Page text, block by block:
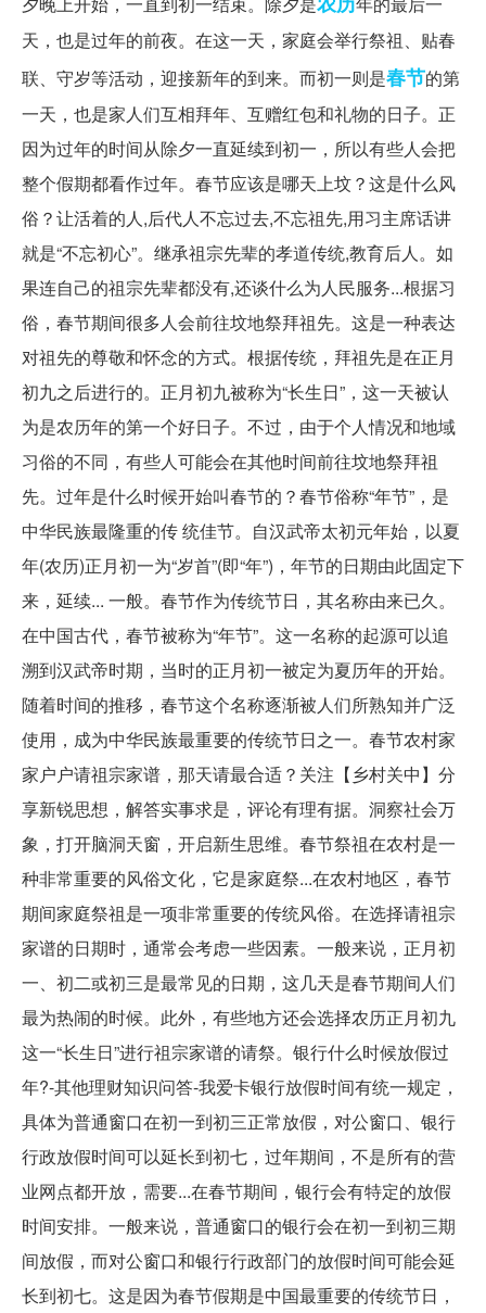
天，也是过年的前夜。在这一天，家庭会举行祭祖、贴春
联、守岁等活动，迎接新年的到来。而初一则是春节的第
一天，也是家人们互相拜年、互赠红包和礼物的日子。正
因为过年的时间从除夕一直延续到初一，所以有些人会把
整个假期都看作过年。春节应该是哪天上坟？这是什么风
俗？让活着的人,后代人不忘过去,不忘祖先,用习主席话讲
就是“不忘初心”。继承祖宗先辈的孝道传统,教育后人。如
果连自己的祖宗先辈都没有,还谈什么为人民服务...根据习
俗，春节期间很多人会前往坟地祭拜祖先。这是一种表达
对祖先的尊敬和怀念的方式。根据传统，拜祖先是在正月
初九之后进行的。正月初九被称为“长生日”，这一天被认
为是农历年的第一个好日子。不过，由于个人情况和地域
习俗的不同，有些人可能会在其他时间前往坟地祭拜祖
先。过年是什么时候开始叫春节的？春节俗称“年节”，是
中华民族最隆重的传 统佳节。自汉武帝太初元年始，以夏
年(农历)正月初一为“岁首”(即“年”)，年节的日期由此固定下
来，延续... 一般。春节作为传统节日，其名称由来已久。
在中国古代，春节被称为“年节”。这一名称的起源可以追
溯到汉武帝时期，当时的正月初一被定为夏历年的开始。
随着时间的推移，春节这个名称逐渐被人们所熟知并广泛
使用，成为中华民族最重要的传统节日之一。春节农村家
家户户请祖宗家谱，那天请最合适？关注【乡村关中】分
享新锐思想，解答实事求是，评论有理有据。洞察社会万
象，打开脑洞天窗，开启新生思维。春节祭祖在农村是一
种非常重要的风俗文化，它是家庭祭...在农村地区，春节
期间家庭祭祖是一项非常重要的传统风俗。在选择请祖宗
家谱的日期时，通常会考虑一些因素。一般来说，正月初
一、初二或初三是最常见的日期，这几天是春节期间人们
最为热闹的时候。此外，有些地方还会选择农历正月初九
这一“长生日”进行祖宗家谱的请祭。银行什么时候放假过
年?-其他理财知识问答-我爱卡银行放假时间有统一规定，
具体为普通窗口在初一到初三正常放假，对公窗口、银行
行政放假时间可以延长到初七，过年期间，不是所有的营
业网点都开放，需要...在春节期间，银行会有特定的放假
时间安排。一般来说，普通窗口的银行会在初一到初三期
间放假，而对公窗口和银行行政部门的放假时间可能会延
长到初七。这是因为春节假期是中国最重要的传统节日，